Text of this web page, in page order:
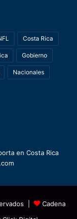
Costa Rica
Gobierno
Nacionales
en Costa Rica
|
Cadena